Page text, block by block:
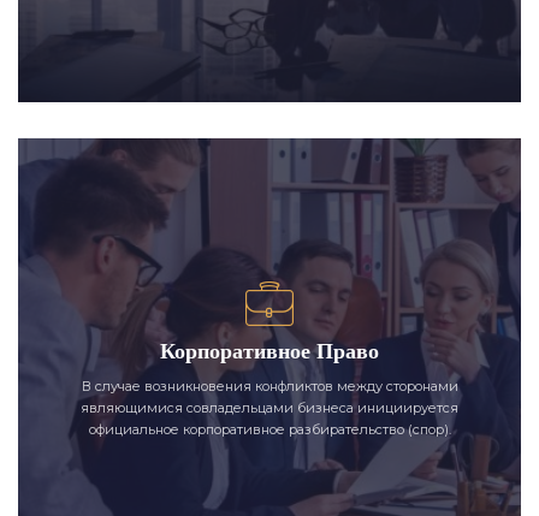
Корпоративное Право
В случае возникновения конфликтов между сторонами
являющимися совладельцами бизнеса инициируется
официальное корпоративное разбирательство (спор).